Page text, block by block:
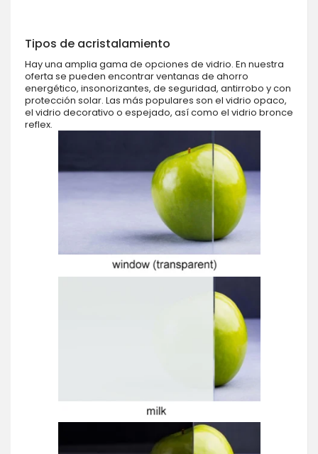
Tipos de acristalamiento
Hay una amplia gama de opciones de vidrio. En nuestra
oferta se pueden encontrar ventanas de ahorro
energético, insonorizantes, de seguridad, antirrobo y con
protección solar. Las más populares son el vidrio opaco,
el vidrio decorativo o espejado, así como el vidrio bronce
reflex.